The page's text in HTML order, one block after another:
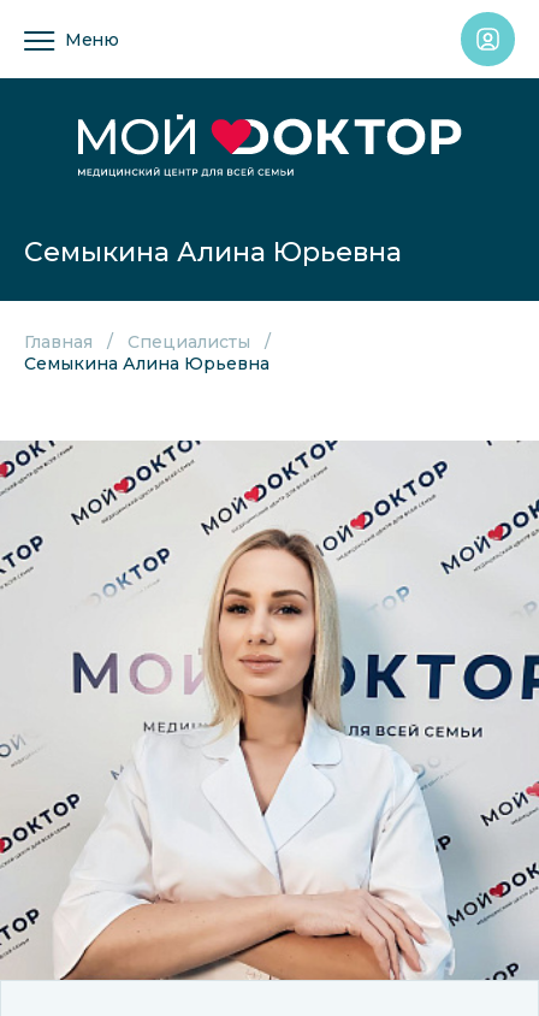
Меню
Семыкина Алина Юрьевна
Главная
Специалисты
Семыкина Алина Юрьевна